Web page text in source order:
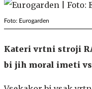
Foto: Eurogarden
Kateri vrtni stroji
bi jih moral imeti